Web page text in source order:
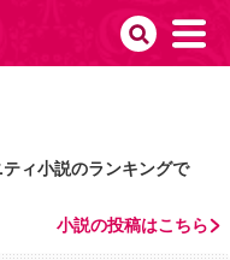
ィ小説のランキングで
小説の投稿はこちら